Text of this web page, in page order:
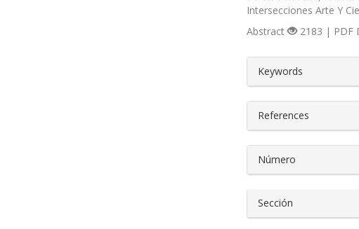
Intersecciones Arte Y
Abstract 2183 | PDF
Keywords
References
Número
Sección